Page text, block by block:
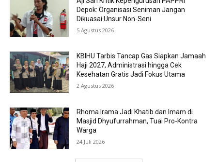
Depok: Organisasi Seniman Jangan
Dikuasai Unsur Non-Seni
5 Agustus 2026
KBIHU Tarbis Tancap Gas Siapkan Jamaah
Haji 2027, Administrasi hingga Cek
Kesehatan Gratis Jadi Fokus Utama
2 Agustus 2026
Rhoma Irama Jadi Khatib dan Imam di
Masjid Dhyufurrahman, Tuai Pro-Kontra
Warga
24 Juli 2026